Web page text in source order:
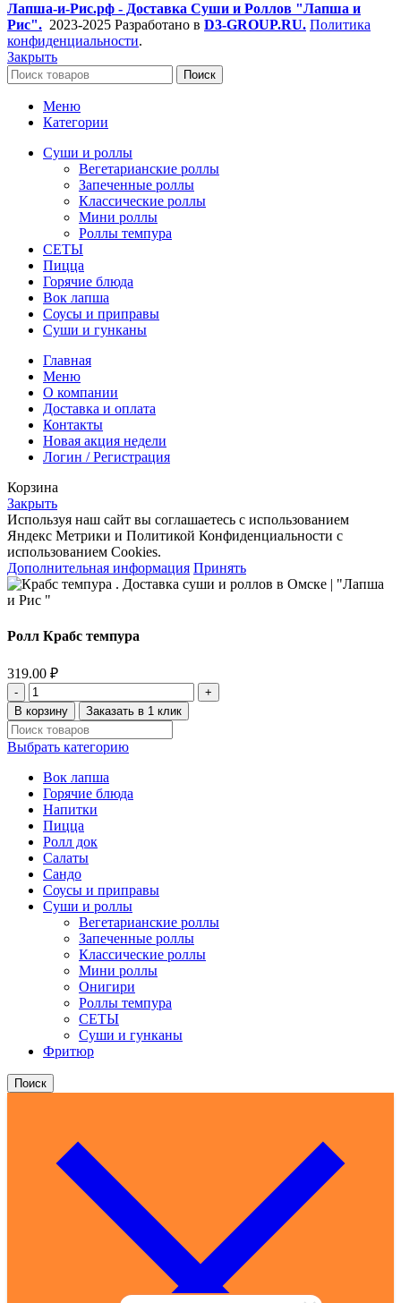
Лапша-и-Рис.рф - Доставка Суши и Роллов "Лапша и
Рис". 2023-2025 Разработано в D3-GROUP.RU. Политика
конфиденциальности.
Закрыть
Поиск
Меню
Категории
Суши и роллы
Вегетарианские роллы
Запеченные роллы
Классические роллы
Мини роллы
Роллы темпура
СЕТЫ
Пицца
Горячие блюда
Вок лапша
Соусы и приправы
Суши и гунканы
Главная
Меню
О компании
Доставка и оплата
Контакты
Новая акция недели
Логин / Регистрация
Корзина
Закрыть
Используя наш сайт вы соглашаетесь с использованием
Яндекс Метрики и Политикой Конфиденциальности с
использованием Cookies.
Дополнительная информация Принять
Ролл Крабс темпура
319.00 ₽
Количество
товара
Ролл
Крабс
темпура
В корзину Заказать в 1 клик
Выбрать категорию
Вок лапша
Горячие блюда
Напитки
Пицца
Ролл док
Салаты
Сандо
Соусы и приправы
Суши и роллы
Вегетарианские роллы
Запеченные роллы
Классические роллы
Мини роллы
Онигири
Роллы темпура
СЕТЫ
Суши и гунканы
Фритюр
Поиск